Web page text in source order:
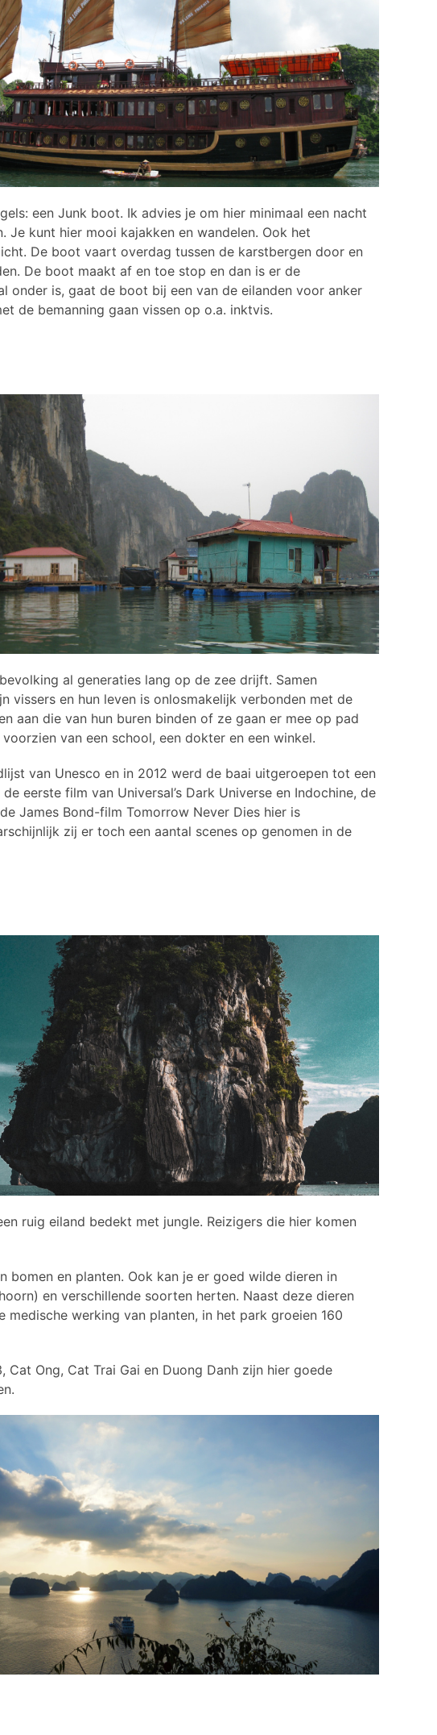
een Junk boot. Ik advies je om hier minimaal een nacht
kunt hier mooi kajakken en wandelen. Ook het
De boot vaart overdag tussen de karstbergen door en
De boot maakt af en toe stop en dan is er de
onder is, gaat de boot bij een van de eilanden voor anker
de bemanning gaan vissen op o.a. inktvis.
al generaties lang op de zee drijft. Samen
vissers en hun leven is onlosmakelijk verbonden met de
aan die van hun buren binden of ze gaan er mee op pad
van een school, een dokter en een winkel.
van Unesco en in 2012 werd de baai uitgeroepen tot een
eerste film van Universal’s Dark Universe en Indochine, de
James Bond-film Tomorrow Never Dies hier is
zij er toch een aantal scenes op genomen in de
ruig eiland bedekt met jungle. Reizigers die hier komen
en planten. Ook kan je er goed wilde dieren in
en verschillende soorten herten. Naast deze dieren
werking van planten, in het park groeien 160
Ong, Cat Trai Gai en Duong Danh zijn hier goede